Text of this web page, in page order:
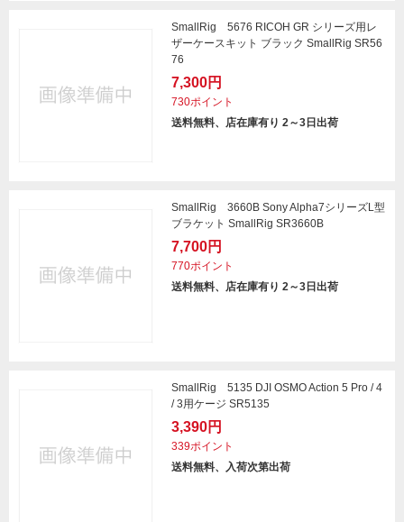
SmallRig 5676 RICOH GR シリーズ用レ
ザーケースキット ブラック SmallRig SR56
76
7,300円
730ポイント
送料無料、店在庫有り 2～3日出荷
SmallRig 3660B Sony Alpha7シリーズL型
ブラケット SmallRig SR3660B
7,700円
770ポイント
送料無料、店在庫有り 2～3日出荷
SmallRig 5135 DJI OSMO Action 5 Pro / 4
/ 3用ケージ SR5135
3,390円
339ポイント
送料無料、入荷次第出荷